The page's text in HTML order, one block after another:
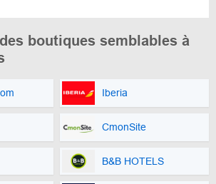
boutiques semblables à
Iberia
CmonSite
B&B HOTELS